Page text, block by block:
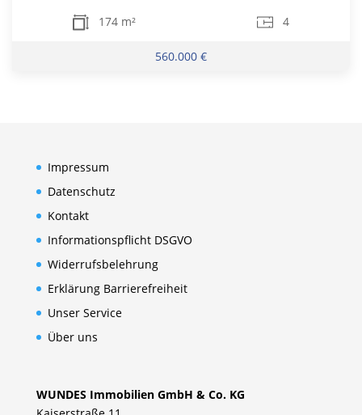
174 m² 4
560.000 €
Impressum
Datenschutz
Kontakt
Informationspflicht DSGVO
Widerrufsbelehrung
Erklärung Barrierefreiheit
Unser Service
Über uns
WUNDES Immobilien GmbH & Co. KG